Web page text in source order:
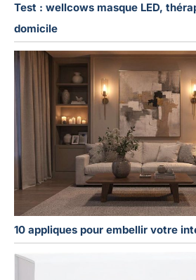
Test : wellcows masque LED,
domicile
10 appliques pour embellir votre